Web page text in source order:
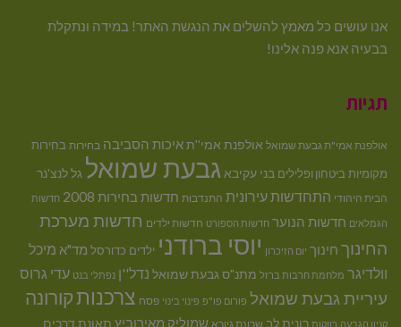
אנו עושים כל מאמץ להשלים את הנגשת האתר! במידה ונתקלת
בבעיה אנא פנה אלינו!
תגיות
אולפנת אמי"ת גבעת שמואל אולפנת אמי''תאיכות הסביבה בחירות בחירות
מקומיות ביטחון ופלילים בני עקיבא גבעת שמואל גל לנצ'נר
הבית היהודי התחדשות עירונית התנדבות חדשות בחירות 2008 חדשות
הגמלאים חדשות הנוער חדשות הספורט חדשות ילדים חדשות מערכת
החינוך חינוך יום הזיכרון יוסי ברודני ילדים כדורסל מד"א מיכל
וולדיגר מלחמת חרבות ברזל מתנ"ס גבעת שמואל נדל''ן נפתלי בנט עדי גרוס
עיריית גבעת שמואל פורום פו"פ פינוי בינוי פסח צרכנותקורונה
קניון הגבעה רווקות רונית לב שכונת גיורא שמוליק מאירוביץ תאונת דרכים